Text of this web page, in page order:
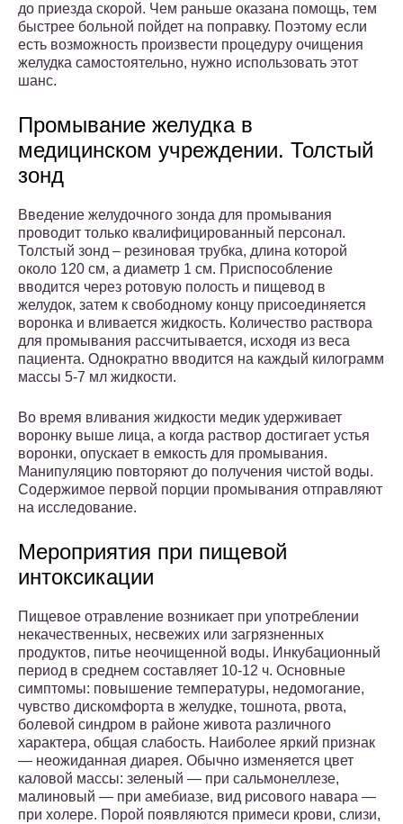
до приезда скорой. Чем раньше оказана помощь, тем
быстрее больной пойдет на поправку. Поэтому если
есть возможность произвести процедуру очищения
желудка самостоятельно, нужно использовать этот
шанс.
Промывание желудка в
медицинском учреждении. Толстый
зонд
Введение желудочного зонда для промывания
проводит только квалифицированный персонал.
Толстый зонд – резиновая трубка, длина которой
около 120 см, а диаметр 1 см. Приспособление
вводится через ротовую полость и пищевод в
желудок, затем к свободному концу присоединяется
воронка и вливается жидкость. Количество раствора
для промывания рассчитывается, исходя из веса
пациента. Однократно вводится на каждый килограмм
массы 5-7 мл жидкости.
Во время вливания жидкости медик удерживает
воронку выше лица, а когда раствор достигает устья
воронки, опускает в емкость для промывания.
Манипуляцию повторяют до получения чистой воды.
Содержимое первой порции промывания отправляют
на исследование.
Мероприятия при пищевой
интоксикации
Пищевое отравление возникает при употреблении
некачественных, несвежих или загрязненных
продуктов, питье неочищенной воды. Инкубационный
период в среднем составляет 10-12 ч. Основные
симптомы: повышение температуры, недомогание,
чувство дискомфорта в желудке, тошнота, рвота,
болевой синдром в районе живота различного
характера, общая слабость. Наиболее яркий признак
— неожиданная диарея. Обычно изменяется цвет
каловой массы: зеленый — при сальмонеллезе,
малиновый — при амебиазе, вид рисового навара —
при холере. Порой появляются примеси крови, слизи,